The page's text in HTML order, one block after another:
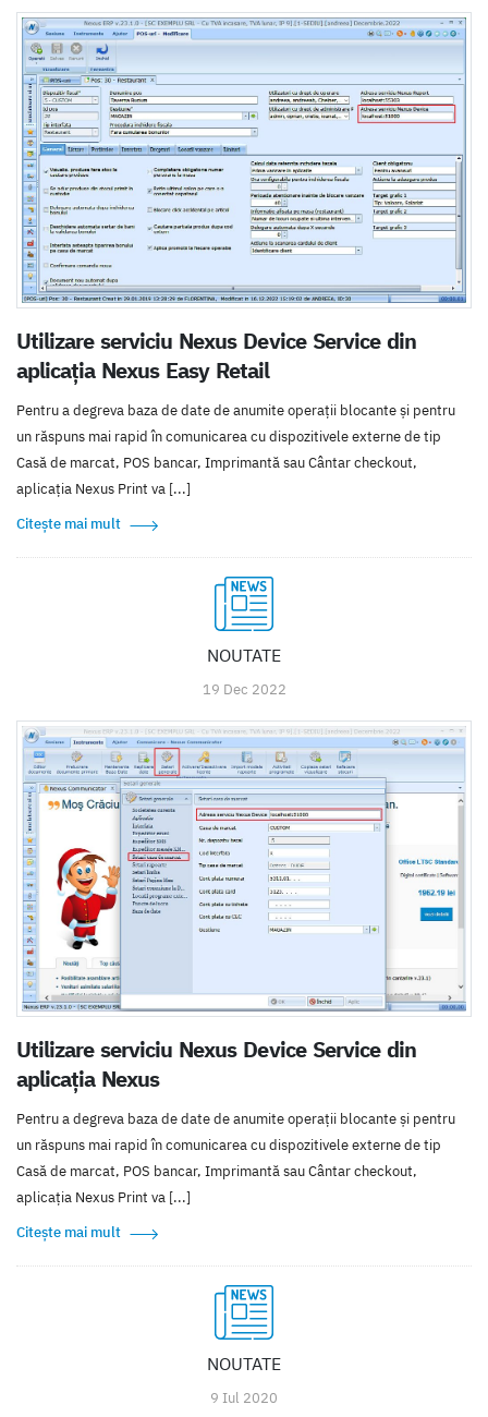
Utilizare serviciu Nexus Device Service din
aplicația Nexus Easy Retail
Pentru a degreva baza de date de anumite operații blocante și pentru
un răspuns mai rapid în comunicarea cu dispozitivele externe de tip
Casă de marcat, POS bancar, Imprimantă sau Cântar checkout,
aplicația Nexus Print va [...]
Citește mai mult
NOUTATE
19 Dec 2022
Utilizare serviciu Nexus Device Service din
aplicația Nexus
Pentru a degreva baza de date de anumite operații blocante și pentru
un răspuns mai rapid în comunicarea cu dispozitivele externe de tip
Casă de marcat, POS bancar, Imprimantă sau Cântar checkout,
aplicația Nexus Print va [...]
Citește mai mult
NOUTATE
9 Iul 2020